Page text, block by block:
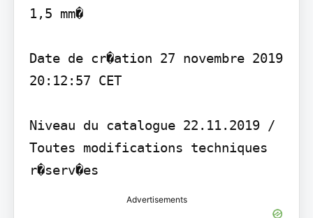
1,5 mm�
Date de cr�ation 27 novembre 2019
20:12:57 CET
Niveau du catalogue 22.11.2019 /
Toutes modifications techniques
Advertisements